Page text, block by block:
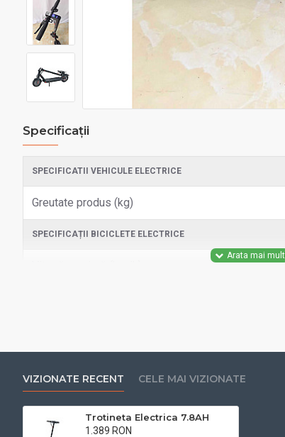
Specificații
SPECIFICATII VEHICULE ELECTRICE
Greutate produs (kg)
SPECIFICAȚII BICICLETE ELECTRICE
VIZIONATE RECENT CELE MAI VIZIONATE
Trotineta Electrica 7.8AH
1.389 RON